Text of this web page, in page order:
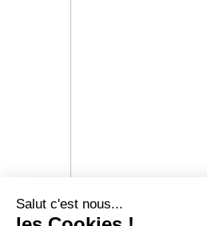
Salut c'est nous...